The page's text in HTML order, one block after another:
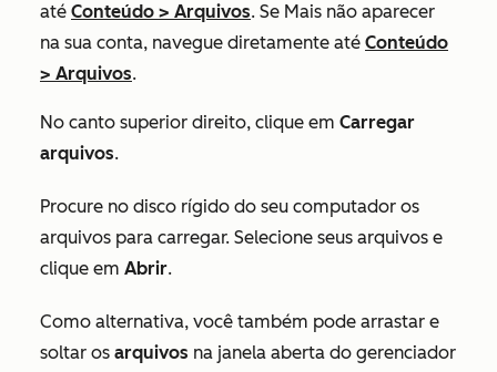
até Conteúdo > Arquivos. Se Mais não aparecer
na sua conta, navegue diretamente até Conteúdo
> Arquivos.
No canto superior direito, clique em Carregar
arquivos.
Procure no disco rígido do seu computador os
arquivos para carregar. Selecione seus arquivos e
clique em Abrir.
Como alternativa, você também pode arrastar e
soltar os arquivos na janela aberta do gerenciador